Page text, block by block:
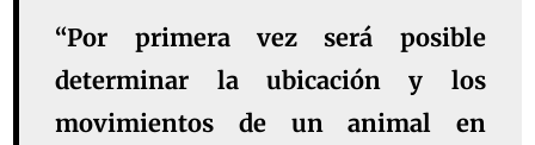
“Por primera vez será posible
determinar la ubicación y los
movimientos de un animal en